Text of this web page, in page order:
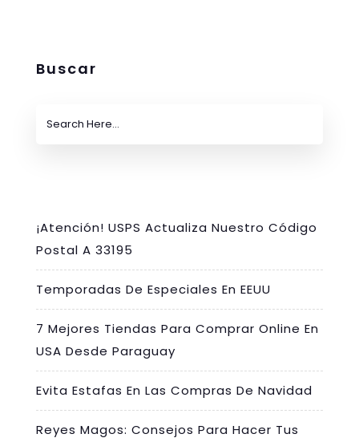
Buscar
¡Atención! USPS Actualiza Nuestro Código
Postal A 33195
Temporadas De Especiales En EEUU
7 Mejores Tiendas Para Comprar Online En
USA Desde Paraguay
Evita Estafas En Las Compras De Navidad
Reyes Magos: Consejos Para Hacer Tus